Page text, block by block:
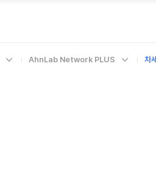
AhnLab Network PLUS 차